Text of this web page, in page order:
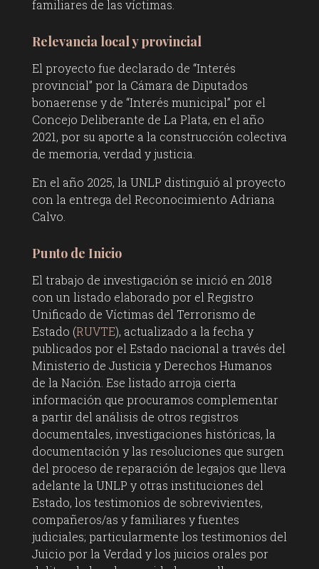
familiares de las víctimas.
Relevancia local y provincial
El proyecto fue declarado de “Interés
provincial” por la Cámara de Diputados
bonaerense y de “Interés municipal” por el
Concejo Deliberante de La Plata, en el año
2021, por su aporte a la construcción colectiva
de memoria, verdad y justicia.
En el año 2025, la UNLP distinguió al proyecto
con la entrega del Reconocimiento Adriana
Calvo.
Punto de Inicio
El trabajo de investigación se inició en 2018
con un listado elaborado por el Registro
Unificado de Víctimas del Terrorismo de
Estado (RUVTE), actualizado a la fecha y
publicados por el Estado nacional a través del
Ministerio de Justicia y Derechos Humanos
de la Nación. Ese listado arroja cierta
información que procuramos complementar
a partir del análisis de otros registros
documentales, investigaciones históricas, la
documentación y las resoluciones que surgen
del proceso de reparación de legajos que lleva
adelante la UNLP y otras instituciones del
Estado, los testimonios de sobrevivientes,
compañeros/as y familiares y fuentes
judiciales; particularmente los testimonios del
Juicio por la Verdad y los juicios orales por